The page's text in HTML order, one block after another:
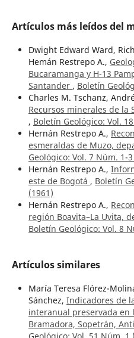
Artículos más leídos del
Dwight Edward Ward,
Hemán Restrepo A.,
Bucaramanga y H-13
Santander , Boletín
Charles M. Tschanz,
Recursos minerales de la
, Boletín Geológico: Vol.
Hernán Restrepo A.,
esmeraldas de Muzo,
Geológico: Vol. 7 Núm. 1-
Hernán Restrepo A.,
este de Bogotá , Boletín
(1961)
Hernán Restrepo A.,
región Boavita–La Uvita,
Boletín Geológico: Vol. 8
Artículos similares
María Teresa Flórez-
Sánchez, Indicadores de
interanual preservada en
Bramadora, Sopetrán,
Geológico: Vol. 51 Núm. 1